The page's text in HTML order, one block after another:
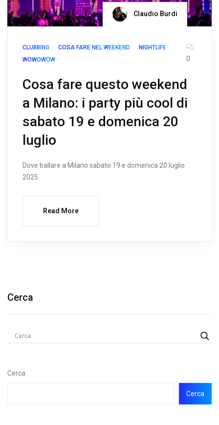
Claudio Burdi
CLUBBING COSA FARE NEL WEEKEND
NIGHTLIFE
WOWOWOW
0
Cosa fare questo weekend
a Milano: i party più cool di
sabato 19 e domenica 20
luglio
Dove ballare a Milano sabato 19 e domenica 20 luglio
2025
Read More
Cerca
Cerca
Cerca